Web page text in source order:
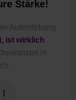
Stärke!
Auferstehung
ist wirklich
in